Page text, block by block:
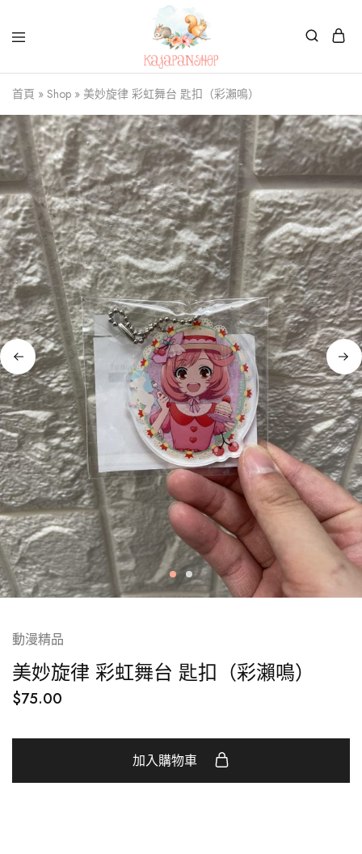
Kajapanshop
日
韓
百
貨
店
首頁 » Shop » 美妙旋律 彩虹舞台 匙扣（彩瀨鳴）
動漫精品
美妙旋律 彩虹舞台 匙扣（彩瀨鳴）
$75.00
加入購物車